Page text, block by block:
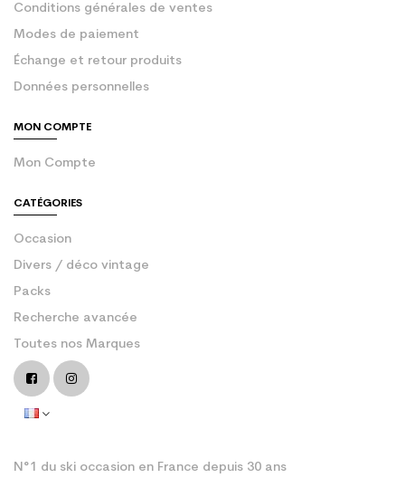
Conditions générales de ventes
Modes de paiement
Échange et retour produits
Données personnelles
MON COMPTE
Mon Compte
CATÉGORIES
Occasion
Divers / déco vintage
Packs
Recherche avancée
Toutes nos Marques
N°1 du ski occasion en France depuis 30 ans